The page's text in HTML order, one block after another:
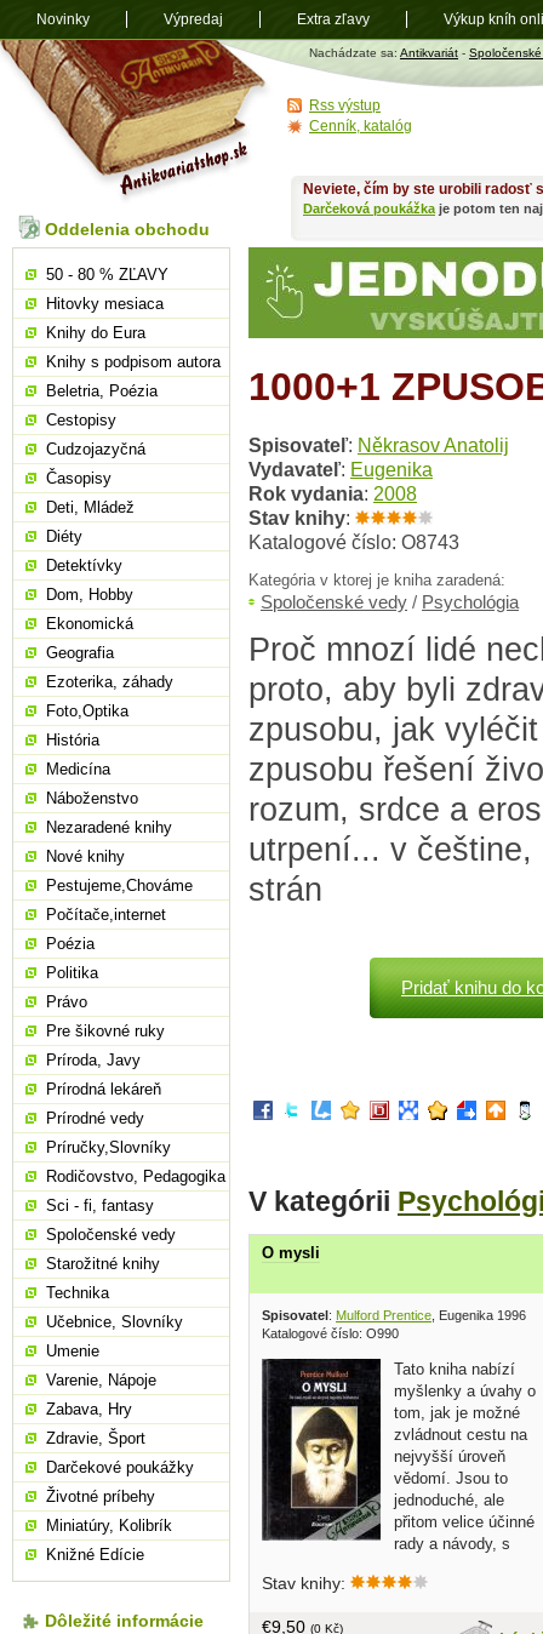
Antikvariát
shop.sk
Nachádzate sa: Antikvariát -
1000+1
Spisovateľ: Někrasov Anatolij
Vydavateľ: Eugenika
Rok vydania: 2008
Stav knihy:
Katalogové číslo: O8743
Kategória v ktorej je kniha zaradená:
Spoločenské vedy / Psychológia
Proč mnozí lidé
proto, aby byli
zpusobu, jak
zpusobu řešení
rozum, srdce a
utrpení... v češtine,
strán
Pridať knihu do
V kategórii
O mysli
Spisovatel: Mulford Prentice , Eugenika 1996
Katalogové číslo: O990
Tato kniha nabízí
myšlenky a úvahy o
tom, jak je možné
zvládnout cestu na
nejvyšší úroveň
vědomí. Jsou to
jednoduché, ale
přitom velice účinné
rady a návody, s
všeho, nač si pomyslíme... v češtine,
Stav knihy:
€9,50 (0 Kč)
Neviete, čím by ste urobili radosť
Darčeková poukážka je potom ten
Oddelenia obchodu
50 - 80 % ZĽAVY
Hitovky mesiaca
Knihy do Eura
Knihy s podpisom autora
Beletria, Poézia
Cestopisy
Cudzojazyčná
Časopisy
Deti, Mládež
Diéty
Detektívky
Dom, Hobby
Ekonomická
Geografia
Ezoterika, záhady
Foto,Optika
História
Medicína
Náboženstvo
Nezaradené knihy
Nové knihy
Pestujeme,Chováme
Počítače,internet
Poézia
Politika
Právo
Pre šikovné ruky
Príroda, Javy
Prírodná lekáreň
Prírodné vedy
Príručky,Slovníky
Rodičovstvo, Pedagogika
Sci - fi, fantasy
Spoločenské vedy
Starožitné knihy
Technika
Učebnice, Slovníky
Umenie
Varenie, Nápoje
Zabava, Hry
Zdravie, Šport
Darčekové poukážky
Životné príbehy
Miniatúry, Kolibrík
Knižné Edície
Dôležité informácie
Rss výstup
Cenník, katalóg
Novinky Výpredaj Extra zľavy Výkup kníh